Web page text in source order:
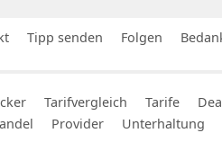
Tipp senden Folgen
Tarifvergleich Tarife
Provider Unterhaltung